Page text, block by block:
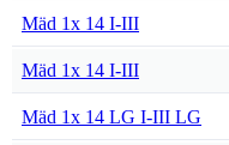
Mäd 1x 14 I-III
Mäd 1x 14 I-III
Mäd 1x 14 LG I-III LG